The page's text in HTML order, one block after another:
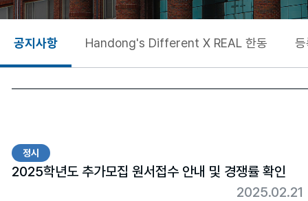
공지사항 Handong's Different X REAL 한동
정시
2025학년도 추가모집 원서접수 안내 및 경쟁률 확인